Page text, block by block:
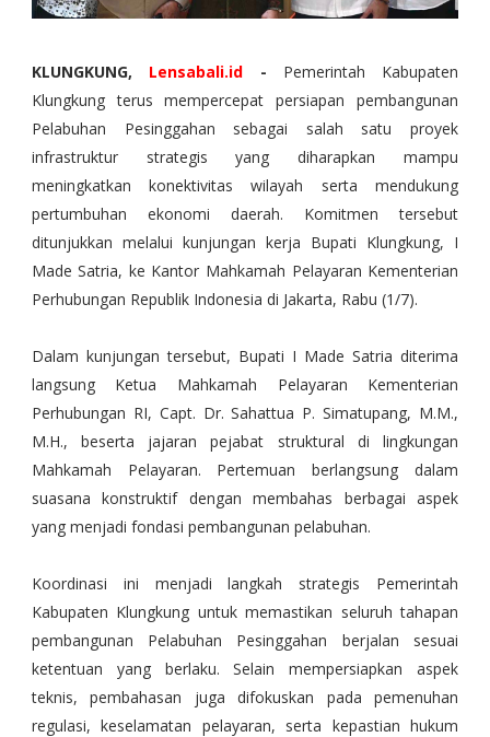
KLUNGKUNG, Lensabali.id - Pemerintah Kabupaten
Klungkung terus mempercepat persiapan pembangunan
Pelabuhan Pesinggahan sebagai salah satu proyek
infrastruktur strategis yang diharapkan mampu
meningkatkan konektivitas wilayah serta mendukung
pertumbuhan ekonomi daerah. Komitmen tersebut
ditunjukkan melalui kunjungan kerja Bupati Klungkung, I
Made Satria, ke Kantor Mahkamah Pelayaran Kementerian
Perhubungan Republik Indonesia di Jakarta, Rabu (1/7).
Dalam kunjungan tersebut, Bupati I Made Satria diterima
langsung Ketua Mahkamah Pelayaran Kementerian
Perhubungan RI, Capt. Dr. Sahattua P. Simatupang, M.M.,
M.H., beserta jajaran pejabat struktural di lingkungan
Mahkamah Pelayaran. Pertemuan berlangsung dalam
suasana konstruktif dengan membahas berbagai aspek
yang menjadi fondasi pembangunan pelabuhan.
Koordinasi ini menjadi langkah strategis Pemerintah
Kabupaten Klungkung untuk memastikan seluruh tahapan
pembangunan Pelabuhan Pesinggahan berjalan sesuai
ketentuan yang berlaku. Selain mempersiapkan aspek
teknis, pembahasan juga difokuskan pada pemenuhan
regulasi, keselamatan pelayaran, serta kepastian hukum